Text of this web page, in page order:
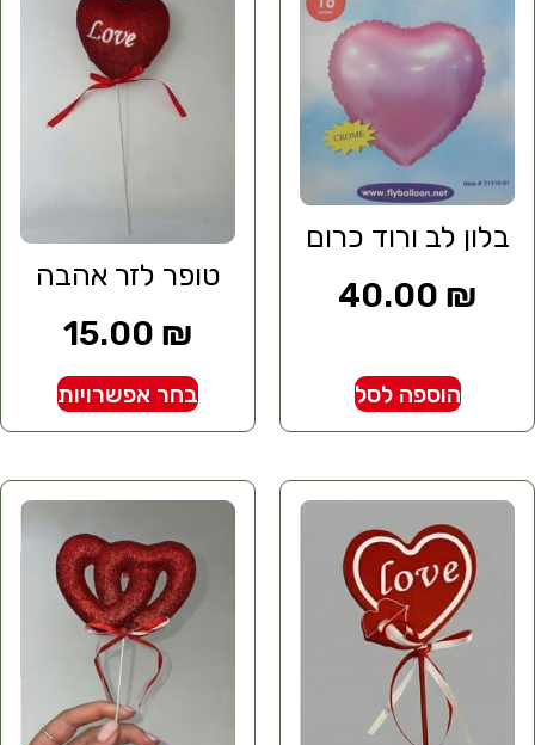
בלון לב ורוד כרום
40.00 ₪
הוספה לסל
טופר לזר אהבה
15.00 ₪
בחר אפשרויות